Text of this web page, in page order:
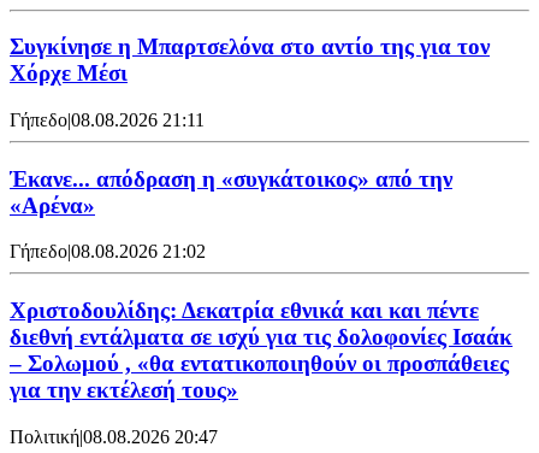
Συγκίνησε η Μπαρτσελόνα στο αντίο της για τον
Χόρχε Μέσι
Γήπεδο|08.08.2026 21:11
Έκανε... απόδραση η «συγκάτοικος» από την
«Αρένα»
Γήπεδο|08.08.2026 21:02
Χριστοδουλίδης: Δεκατρία εθνικά και και πέντε
διεθνή εντάλματα σε ισχύ για τις δολοφονίες Ισαάκ
– Σολωμού , «θα εντατικοποιηθούν οι προσπάθειες
για την εκτέλεσή τους»
Πολιτική|08.08.2026 20:47